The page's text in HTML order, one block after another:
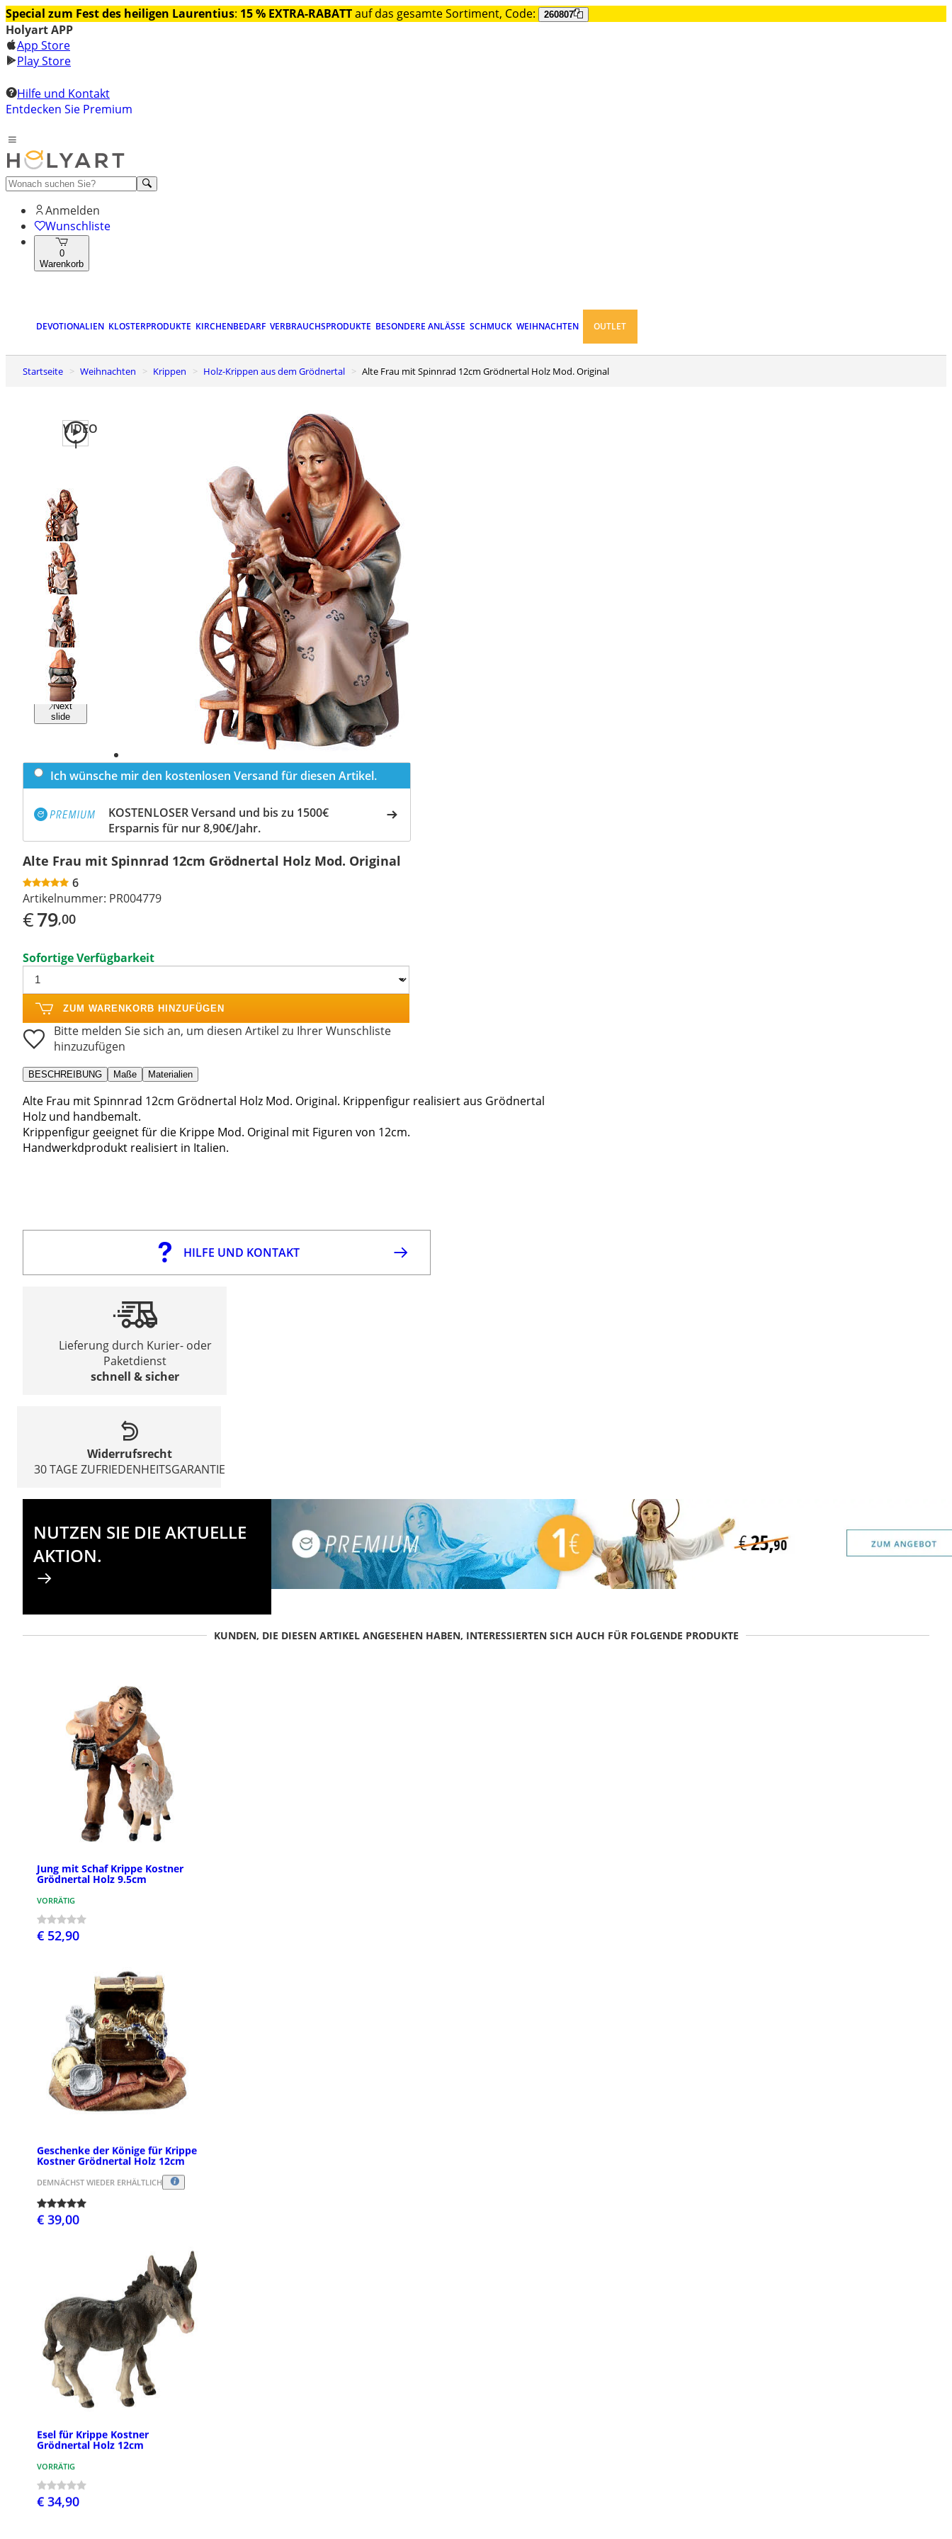
Special zum Fest des heiligen Laurentius: 15 % EXTRA-RABATTauf das gesamte Sortiment, Code: 260807
Holyart APP
App Store
Play Store
Hilfe und Kontakt
Entdecken Sie Premium
Anmelden
Wunschliste
0
Warenkorb
DEVOTIONALIEN KLOSTERPRODUKTE KIRCHENBEDARF VERBRAUCHSPRODUKTE BESONDERE ANLÄSSE SCHMUCK WEIHNACHTEN OUTLET
Startseite Weihnachten Krippen Holz-Krippen aus dem Grödnertal Alte Frau mit Spinnrad 12cm Grödnertal Holz Mod. Original
VIDEO
1
Previous
slide
Next
slide
Ich wünsche mir den kostenlosen Versand für diesen Artikel.
KOSTENLOSER Versand und bis zu 1500€
Ersparnis für nur 8,90€/Jahr.
Alte Frau mit Spinnrad 12cm Grödnertal Holz Mod. Original
6
Artikelnummer: PR004779
€79,00
Sofortige Verfügbarkeit
ZUM WARENKORB HINZUFÜGEN
Bitte melden Sie sich an, um diesen Artikel zu Ihrer Wunschliste
hinzuzufügen
BESCHREIBUNG Maße Materialien
Alte Frau mit Spinnrad 12cm Grödnertal Holz Mod. Original. Krippenfigur realisiert aus Grödnertal
Holz und handbemalt.
Krippenfigur geeignet für die Krippe Mod. Original mit Figuren von 12cm.
Handwerkdprodukt realisiert in Italien.
HILFE UND KONTAKT
Lieferung durch Kurier- oder
Paketdienst
schnell & sicher
Widerrufsrecht
30 TAGE ZUFRIEDENHEITSGARANTIE
NUTZEN SIE DIE AKTUELLE
AKTION.
KUNDEN, DIE DIESEN ARTIKEL ANGESEHEN HABEN, INTERESSIERTEN SICH AUCH FÜR FOLGENDE PRODUKTE
Jung mit Schaf Krippe Kostner
Grödnertal Holz 9.5cm
VORRÄTIG
€ 52,90
Geschenke der Könige für Krippe
Kostner Grödnertal Holz 12cm
DEMNÄCHST WIEDER ERHÄLTLICH
€ 39,00
Esel für Krippe Kostner
Grödnertal Holz 12cm
VORRÄTIG
€ 34,90